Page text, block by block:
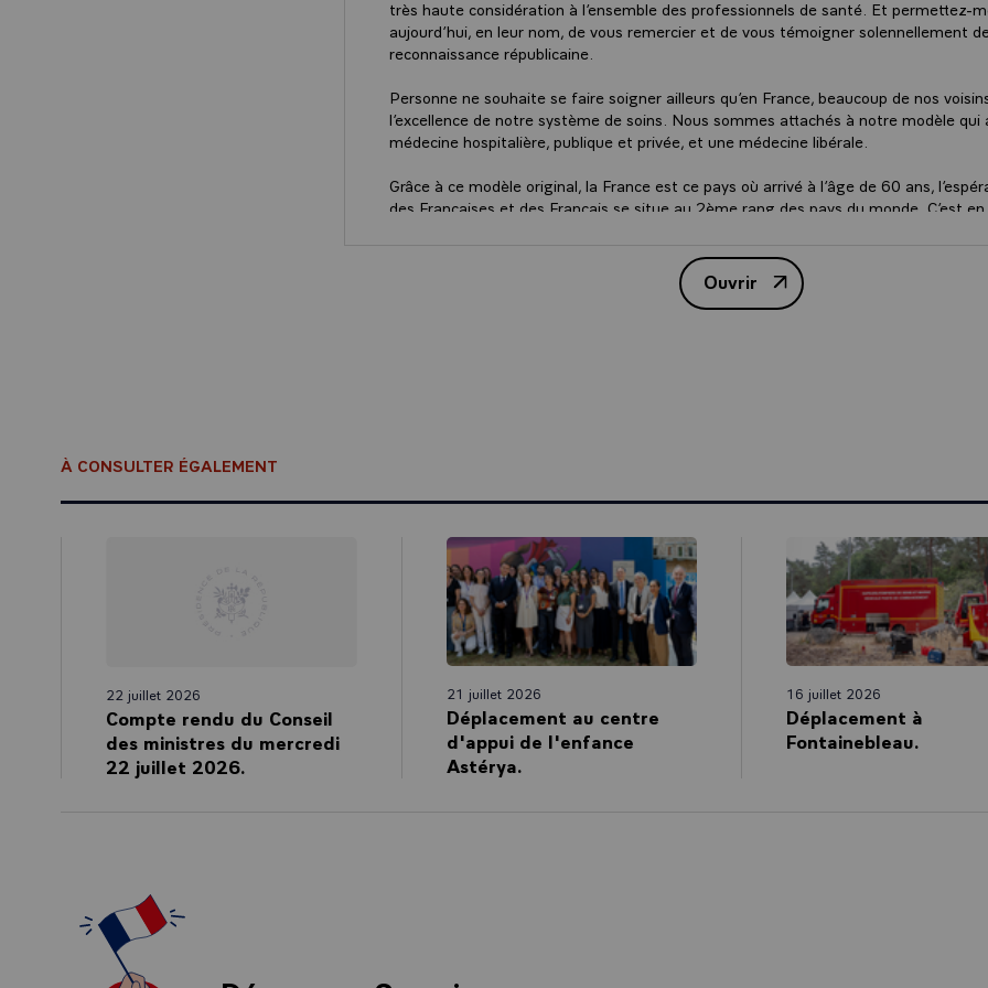
très haute considération à l’ensemble des professionnels de santé. Et permettez-
aujourd’hui, en leur nom, de vous remercier et de vous témoigner solennellement
reconnaissance républicaine.
Personne ne souhaite se faire soigner ailleurs qu’en France, beaucoup de nos
l’excellence de notre système de soins. Nous sommes attachés à notre modèle qui
médecine hospitalière, publique et privée, et une médecine libérale.
Grâce à ce modèle original, la France est ce pays où arrivé à l’âge de 60 ans,
des Françaises et des Français se situe au 2ème rang des pays du monde. C’est
l’ensemble de celles et ceux qui couvrent ces risques qui constitue un acquis que
risques de santé d’aujourd’hui et de demain, mais aussi un système de santé qui
accompagner les parcours de vie de chacun de nos concitoyens.
1958 a été un tournant car l’organisation des centres hospitaliers universitaires a
revenir l’excellence médicale du soin et de la recherche à l’hôpital, jusque-là surtout
comme un dispensaire. C’était un vrai changement d’approche. Aujourd’hui, c’est à
changement de paradigme que nous devons œuvrer. Il sera d’ampleur équivalente
aux évolutions de la science et de notre société, aux nouvelles pathologies et
patients, aux enjeux de la recherche et de l’innovation, pour s’adapter à vos
soignants et recentrer notre système autour du patient.
Je voudrais vous dire aujourd’hui ma confiance dans notre capacité à réussir
aux besoins de la société.
Ouvrir
Transcription du discours sur la
À CONSULTER ÉGALEMENT
22 juillet 2026
Compte rendu du Conseil
des ministres du mercredi
22 juillet 2026.
21 juillet 2026
Déplacement au centre
d'appui de l'enfance
Astérya.
16 juillet 2026
Déplacement à
Fontainebleau.